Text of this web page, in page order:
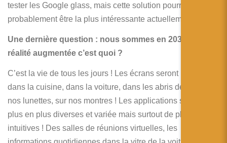
tester les Google glass, mais cette solution pourrait
probablement être la plus intéressante actuellement.
Une dernière question : nous sommes en 2030, la
réalité augmentée c’est quoi ?
C’est la vie de tous les jours ! Les écrans seront partout,
dans la cuisine, dans la voiture, dans les abris de bus, sur
nos lunettes, sur nos montres ! Les applications seront de
plus en plus diverses et variée mais surtout de plus en plus
intuitives ! Des salles de réunions virtuelles, les